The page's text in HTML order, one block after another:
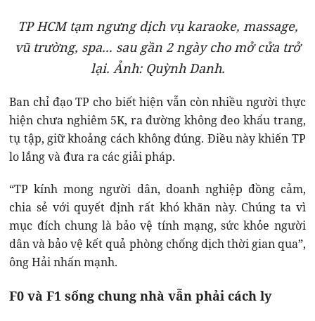
TP HCM tạm ngưng dịch vụ karaoke, massage,
vũ trường, spa... sau gần 2 ngày cho mở cửa trở
lại. Ảnh: Quỳnh Danh.
Ban chỉ đạo TP cho biết hiện vẫn còn nhiều người thực
hiện chưa nghiêm 5K, ra đường không đeo khẩu trang,
tụ tập, giữ khoảng cách không đúng. Điều này khiến TP
lo lắng và đưa ra các giải pháp.
“TP kính mong người dân, doanh nghiệp đồng cảm,
chia sẻ với quyết định rất khó khăn này. Chúng ta vì
mục đích chung là bảo vệ tính mạng, sức khỏe người
dân và bảo vệ kết quả phòng chống dịch thời gian qua”,
ông Hải nhấn mạnh.
F0 và F1 sống chung nhà vẫn phải cách ly